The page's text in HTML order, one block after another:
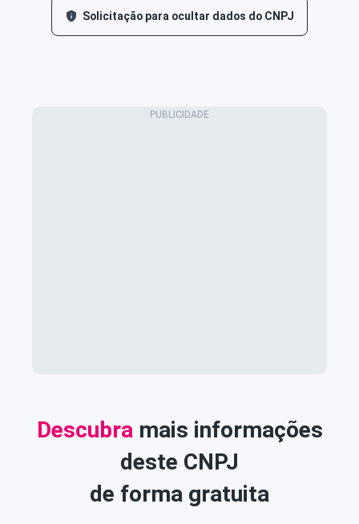
Solicitação para ocultar dados do CNPJ
Descubra mais informações
deste CNPJ
de forma gratuita